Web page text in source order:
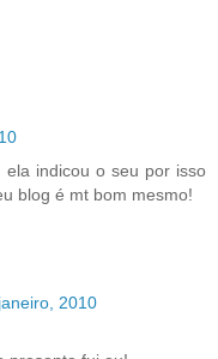
indicou o seu por isso
blog é mt bom mesmo!
2010